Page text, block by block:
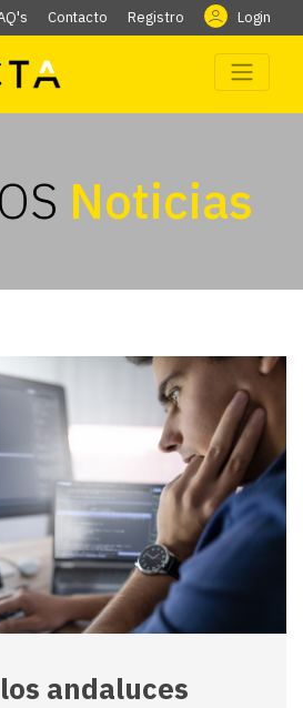
Contacto Registro Login
Noticias
andaluces